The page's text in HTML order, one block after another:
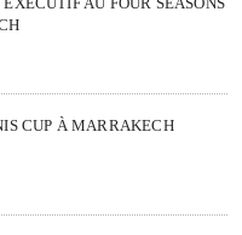
CUP À MARRAKECH